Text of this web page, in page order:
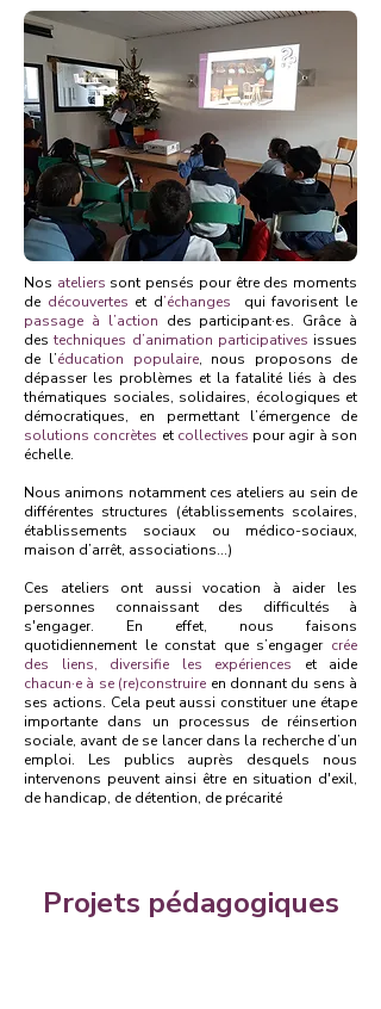
Nos ateliers sont pensés pour être des moments
de découvertes et d’échanges qui favorisent le
passage à l’action des participant·es. Grâce à
destechniques d’animation participatives issues
de l’éducation populaire, nous proposons de
dépasser les problèmes et la fatalité liés à des
thématiques sociales, solidaires, écologiques et
démocratiques, en permettant l’émergence de
solutions concrètes et collectives pour agir à son
échelle.
Nous animons notamment ces ateliers au sein de
différentes structures (établissements scolaires,
établissements sociaux ou médico-sociaux,
maison d’arrêt, associations…)
Ces ateliers ont aussi vocation à aider les
personnes connaissant des difficultés à
s'engager. En effet, nous faisons
quotidiennement le constat que s’engager crée
des liens, diversifie les expériences et aide
chacun·e à se (re)construire en donnant du sens à
ses actions. Cela peut aussi constituer une étape
importante dans un processus de réinsertion
sociale, avant de se lancer dans la recherche d’un
emploi. Les publics auprès desquels nous
intervenons peuvent ainsi être en situation d'exil,
de handicap, de détention, de précarité
Projets pédagogiques